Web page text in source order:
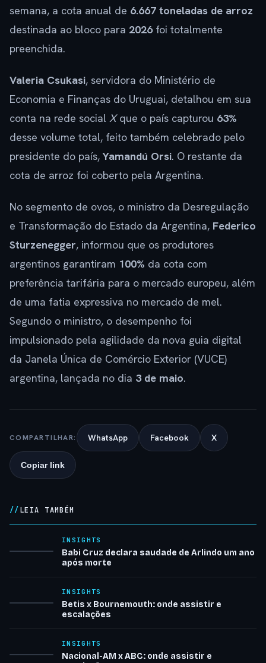
semana, a cota anual de 6.667 toneladas de arroz
destinada ao bloco para 2026foi totalmente
preenchida.
Valeria Csukasi, servidora do Ministério de
Economia e Finanças do Uruguai, detalhou em sua
conta na rede social Xque o país capturou 63%
desse volume total, feito também celebrado pelo
presidente do país,Yamandú Orsi. O restante da
cota de arroz foi coberto pela Argentina.
No segmento de ovos, o ministro da Desregulação
e Transformação do Estado da Argentina, Federico
Sturzenegger, informou que os produtores
argentinos garantiram 100% da cota com
preferência tarifária para o mercado europeu, além
de uma fatia expressiva no mercado de mel.
Segundo o ministro, o desempenho foi
impulsionado pela agilidade da nova guia digital
da Janela Única de Comércio Exterior (VUCE)
argentina, lançada no dia 3 de maio.
COMPARTILHAR: WhatsApp Facebook X
Copiar link
LEIA TAMBÉM
INSIGHTS
Babi Cruz declara saudade de Arlindo um ano
após morte
INSIGHTS
Betis x Bournemouth: onde assistir e
escalações
INSIGHTS
Nacional-AM x ABC: onde assistir e